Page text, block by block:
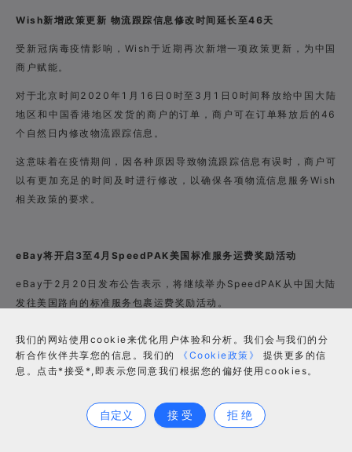
Wish新增政策更新 物流跟踪信息修改时间延长至46天
受新冠病毒疫情影响，Wish于近期再次新增一项政策更新，为中国
商户赋能。
对于北京时间2020年1月16日0时至3月1日0时间释放给中国大陆
地区和中国香港地区发货的商户的订单，商户可在订单释放后的46
个自然日内修改物流跟踪信息。
这意味着在疫情期间，因各种原因导致物流跟踪信息有误时，商户可
以有更加充足的时间及时进行修改，以确保各项物流信息服务Wish
相关政策的要求。
eBay将开启3至4月SpeedPAK美国标准服务运费奖励活动
eBay于2月20日发布公告表示，将继续举办SpeedPAK从中国大陆
发往美国路向的标准服务包裹运费奖励活动。
日(以Acceptance scan时间为准)。活动对象则是针对eBay账号
注册在中国大陆、香港、台湾、新加坡、泰国、马来西亚、印度尼西
我们的网站使用cookie来优化用户体验和分析。我们会与我们的分
析合作伙伴共享您的信息。我们的
《Cookie政策》
提供更多的信
息。点击*接受*,即表示您同意我们根据您的偏好使用cookies。
自定义 接 受 拒 绝